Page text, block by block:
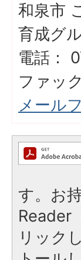
和泉市
育成グ
電話：
ファッ
メール
す。お
Reader
リック